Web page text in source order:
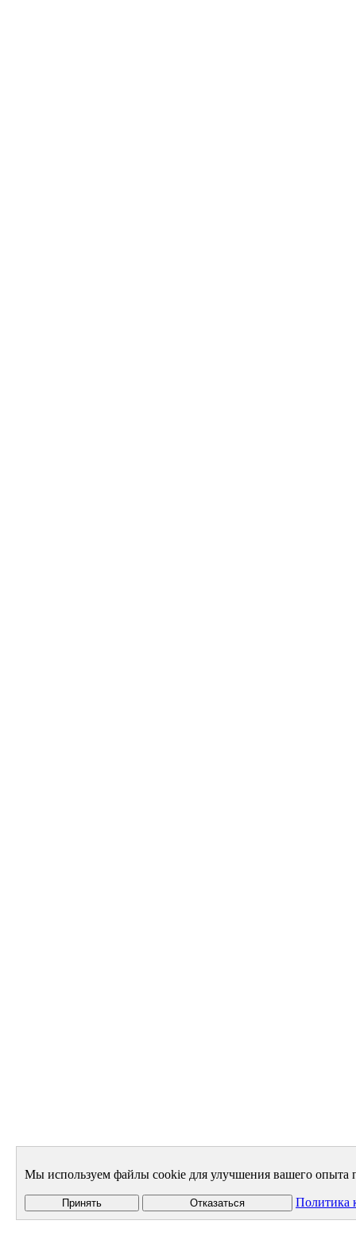
Мы используем файлы cookie для улучшения вашего опыта
Принять Отказаться Политика